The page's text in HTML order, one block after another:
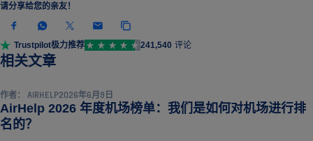
请分享给您的亲友！
Trustpilot极力推荐 241,540 评论
相关文章
新闻与动态
作者： AIRHELP2026年6月9日
AirHelp 2026 年度机场榜单：我们是如何对机场进行排
名的？
新闻与动态